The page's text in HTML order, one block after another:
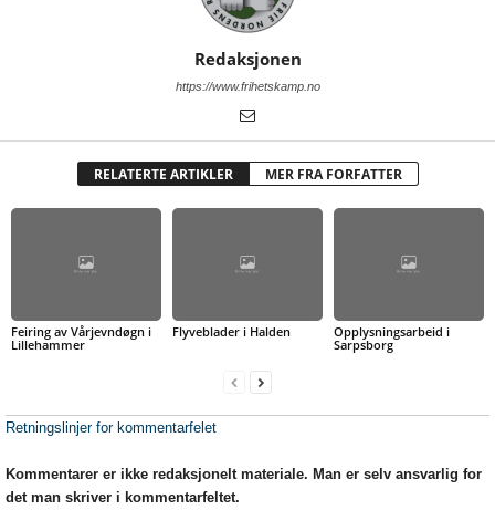
Redaksjonen
https://www.frihetskamp.no
RELATERTE ARTIKLER MER FRA FORFATTER
Feiring av Vårjevndøgn i
Lillehammer
Flyveblader i Halden
Opplysningsarbeid i
Sarpsborg
Retningslinjer for kommentarfelet
Kommentarer er ikke redaksjonelt materiale. Man er selv ansvarlig for
det man skriver i kommentarfeltet.